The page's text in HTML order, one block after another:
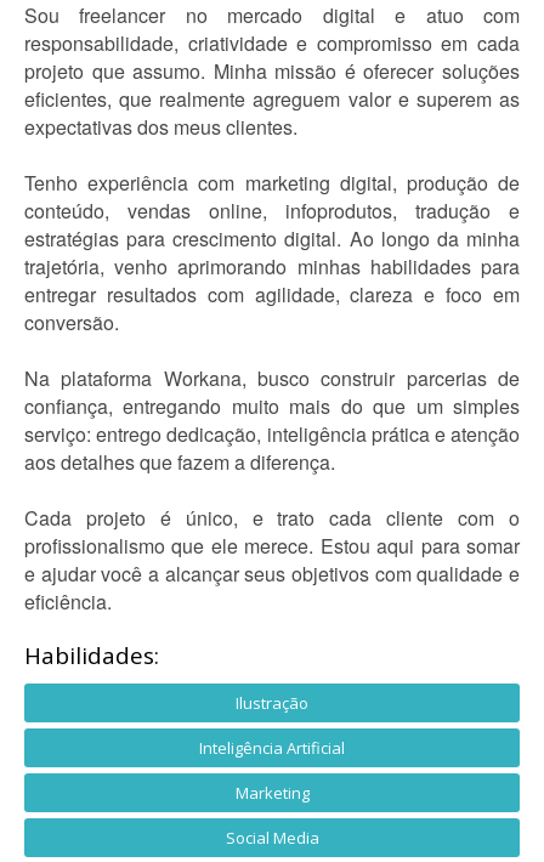
Sou freelancer no mercado digital e atuo com
responsabilidade, criatividade e compromisso em cada
projeto que assumo. Minha missão é oferecer soluções
eficientes, que realmente agreguem valor e superem as
expectativas dos meus clientes.
Tenho experiência com marketing digital, produção de
conteúdo, vendas online, infoprodutos, tradução e
estratégias para crescimento digital. Ao longo da minha
trajetória, venho aprimorando minhas habilidades para
entregar resultados com agilidade, clareza e foco em
conversão.
Na plataforma Workana, busco construir parcerias de
confiança, entregando muito mais do que um simples
serviço: entrego dedicação, inteligência prática e atenção
aos detalhes que fazem a diferença.
Cada projeto é único, e trato cada cliente com o
profissionalismo que ele merece. Estou aqui para somar
e ajudar você a alcançar seus objetivos com qualidade e
eficiência.
Habilidades:
Ilustração
Inteligência Artificial
Marketing
Social Media